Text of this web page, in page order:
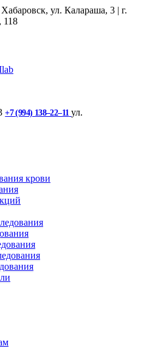
ул. Калараша, 3 | г.
118
+7 (994) 138‒22‒11 ул. ​
крови